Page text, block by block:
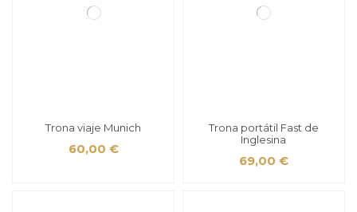
Trona viaje Munich
60,00 €
Trona portátil Fast de
Inglesina
69,00 €